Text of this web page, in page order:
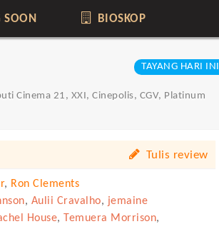
SOON BIOSKOP
TAYANG HARI INI
Cinema 21, XXI, Cinepolis, CGV, Platinum
Tulis review
, Ron Clements
, Aulii Cravalho, jemaine
House, Temuera Morrison,